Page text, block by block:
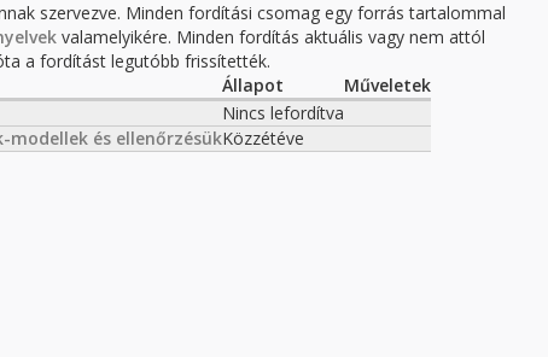
szervezve. Minden fordítási csomag egy forrás tartalommal
valamelyikére. Minden fordítás aktuális vagy nem attól
a fordítást legutóbb frissítették.
Állapot
Műveletek
Nincs lefordítva
modellek és ellenőrzésükKözzétéve